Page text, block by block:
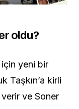
oldu?
için yeni bir
Taşkın’a kirli
ve Soner